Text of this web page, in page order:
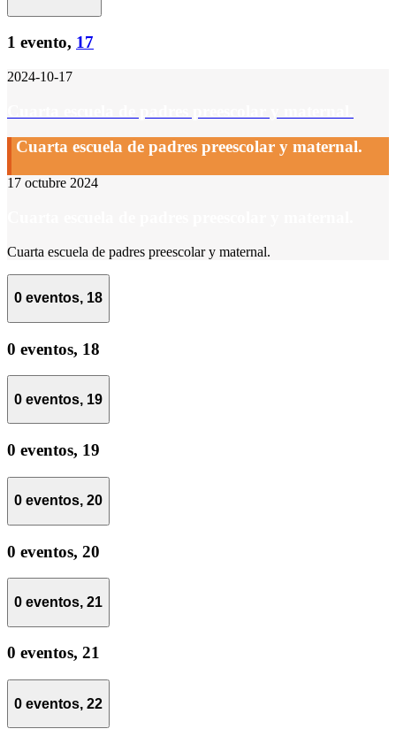
1 evento, 17
2024-10-17
Cuarta escuela de padres preescolar y maternal.
17 octubre 2024
Cuarta escuela de padres preescolar y maternal.
0 eventos, 18
0 eventos, 18
0 eventos, 19
0 eventos, 19
0 eventos, 20
0 eventos, 20
0 eventos, 21
0 eventos, 21
0 eventos, 22